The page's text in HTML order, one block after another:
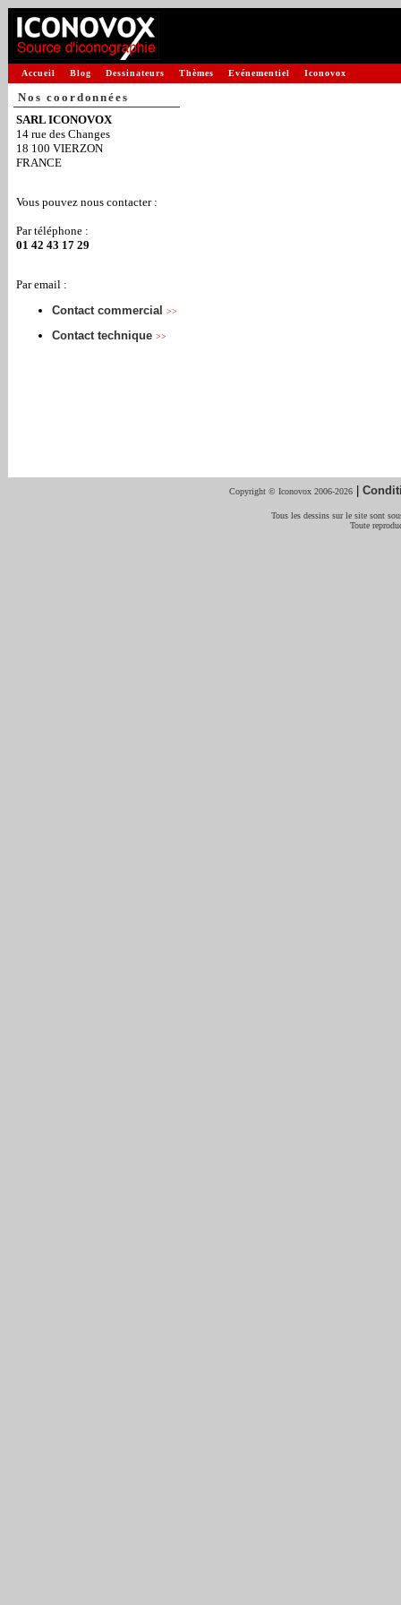
Accueil Blog Dessinateurs Thèmes Evénementiel Iconovox
Nos coordonnées
SARL ICONOVOX
14 rue des Changes
18 100 VIERZON
FRANCE
Vous pouvez nous contacter :
Par téléphone :
01 42 43 17 29
Par email :
Contact commercial
>>
Contact technique >>
Copyright © Iconovox 2006-2026 |
Tous les dessins sur le site sont
Toute